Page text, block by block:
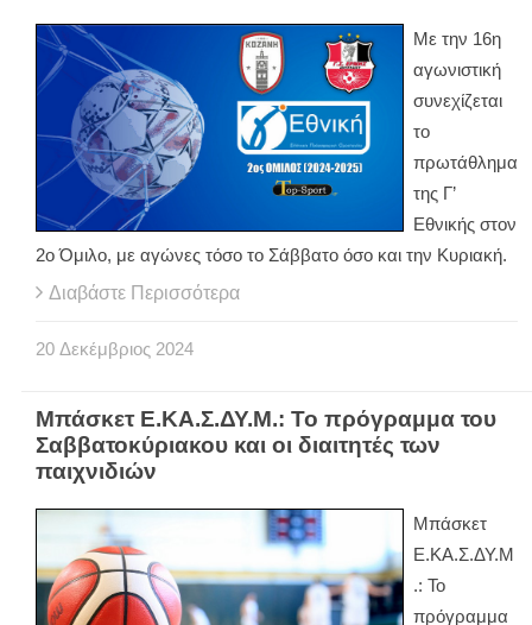
Με την 16η
αγωνιστική
συνεχίζεται
το
πρωτάθλημα
της Γ’
Εθνικής στον
2ο Όμιλο, με αγώνες τόσο το Σάββατο όσο και την Κυριακή.
Διαβάστε Περισσότερα
20 Δεκέμβριος 2024
Μπάσκετ Ε.ΚΑ.Σ.ΔΥ.Μ.: Το πρόγραμμα του
Σαββατοκύριακου και οι διαιτητές των
παιχνιδιών
Μπάσκετ
Ε.ΚΑ.Σ.ΔΥ.Μ
.: Το
πρόγραμμα